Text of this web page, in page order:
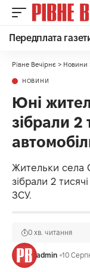
Передплата
Рівне Вечірнє > Новини
НОВИНИ
Юні
зібрали 2
Жительки села
зібрали 2
ЗСУ.
admin 10
0 хв. читання